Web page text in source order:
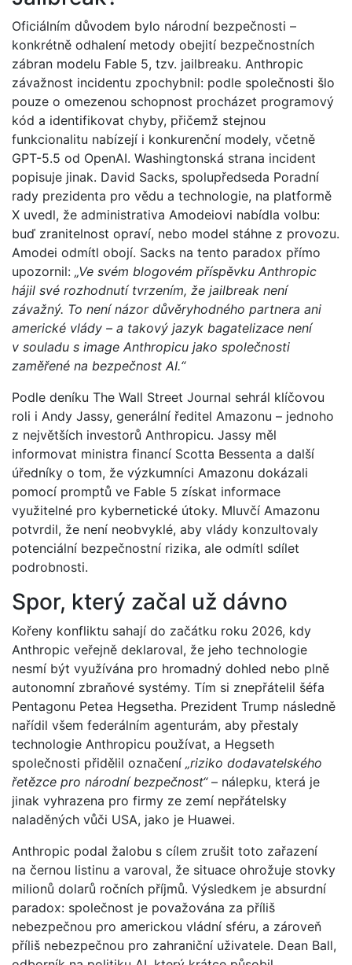
Oficiálním důvodem bylo národní bezpečnosti –
konkrétně odhalení metody obejití bezpečnostních
zábran modelu Fable 5, tzv. jailbreaku. Anthropic
závažnost incidentu zpochybnil: podle společnosti šlo
pouze o omezenou schopnost procházet programový
kód a identifikovat chyby, přičemž stejnou
funkcionalitu nabízejí i konkurenční modely, včetně
GPT-5.5 od OpenAI. Washingtonská strana incident
popisuje jinak. David Sacks, spolupředseda Poradní
rady prezidenta pro vědu a technologie, na platformě
X uvedl, že administrativa Amodeiovi nabídla volbu:
buď zranitelnost opraví, nebo model stáhne z provozu.
Amodei odmítl obojí. Sacks na tento paradox přímo
upozornil: „Ve svém blogovém příspěvku Anthropic
hájil své rozhodnutí tvrzením, že jailbreak není
závažný. To není názor důvěryhodného partnera ani
americké vlády – a takový jazyk bagatelizace není
v souladu s image Anthropicu jako společnosti
zaměřené na bezpečnost AI.“
Podle deníku The Wall Street Journal sehrál klíčovou
roli i Andy Jassy, generální ředitel Amazonu – jednoho
z největších investorů Anthropicu. Jassy měl
informovat ministra financí Scotta Bessenta a další
úředníky o tom, že výzkumníci Amazonu dokázali
pomocí promptů ve Fable 5 získat informace
využitelné pro kybernetické útoky. Mluvčí Amazonu
potvrdil, že není neobvyklé, aby vlády konzultovaly
potenciální bezpečnostní rizika, ale odmítl sdílet
podrobnosti.
Spor, který začal už dávno
Kořeny konfliktu sahají do začátku roku 2026, kdy
Anthropic veřejně deklaroval, že jeho technologie
nesmí být využívána pro hromadný dohled nebo plně
autonomní zbraňové systémy. Tím si znepřátelil šéfa
Pentagonu Petea Hegsetha. Prezident Trump následně
nařídil všem federálním agenturám, aby přestaly
technologie Anthropicu používat, a Hegseth
společnosti přidělil označení „riziko dodavatelského
řetězce pro národní bezpečnost“– nálepku, která je
jinak vyhrazena pro firmy ze zemí nepřátelsky
naladěných vůči USA, jako je Huawei.
Anthropic podal žalobu s cílem zrušit toto zařazení
na černou listinu a varoval, že situace ohrožuje stovky
milionů dolarů ročních příjmů. Výsledkem je absurdní
paradox: společnost je považována za příliš
nebezpečnou pro americkou vládní sféru, a zároveň
příliš nebezpečnou pro zahraniční uživatele. Dean Ball,